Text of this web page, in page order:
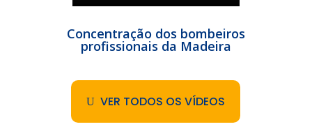
Concentração dos bombeiros
profissionais da Madeira
VER TODOS OS VÍDEOS